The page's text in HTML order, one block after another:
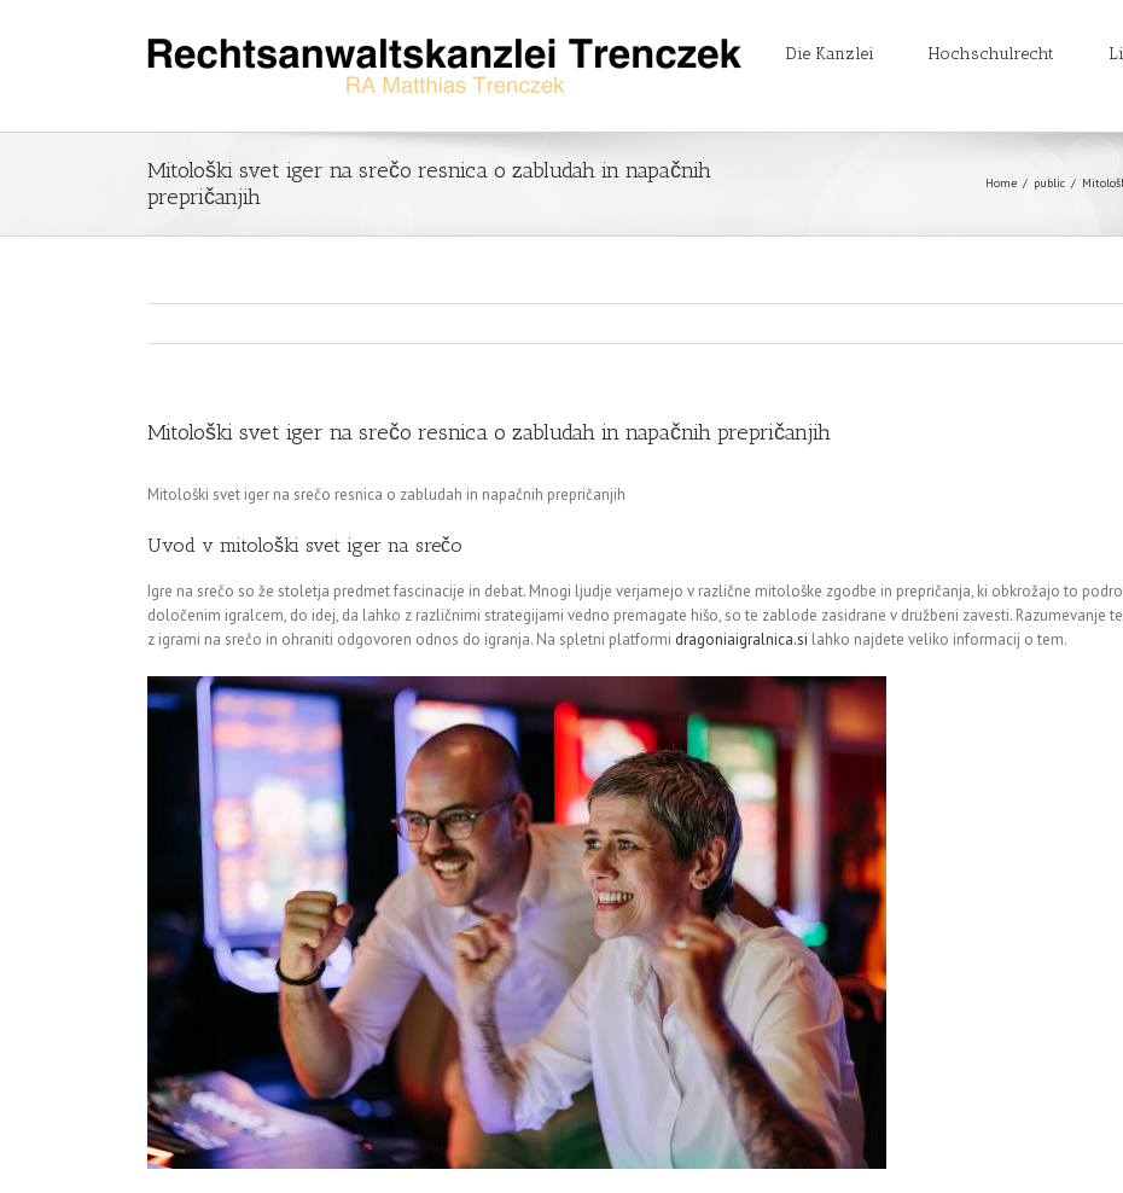
Die Kanzlei Hochschulrecht
Mitološki svet iger na srečo resnica o zabludah in napačnih
prepričanjih
Home / public /
Mitološki svet iger na srečo resnica o zabludah in napačnih prepričanjih
Mitološki svet iger na srečo resnica o zabludah in napačnih prepričanjih
Uvod v mitološki svet iger na srečo
Igre na srečo so že stoletja predmet fascinacije in debat. Mnogi ljudje verjamejo v različne mitološke zgodbe in prepričanja, ki obkrožajo to
določenim igralcem, do idej, da lahko z različnimi strategijami vedno premagate hišo, so te zablode zasidrane v družbeni zavesti. Razumevanje
z igrami na srečo in ohraniti odgovoren odnos do igranja. Na spletni platformi dragoniaigralnica.si lahko najdete veliko informacij o tem.